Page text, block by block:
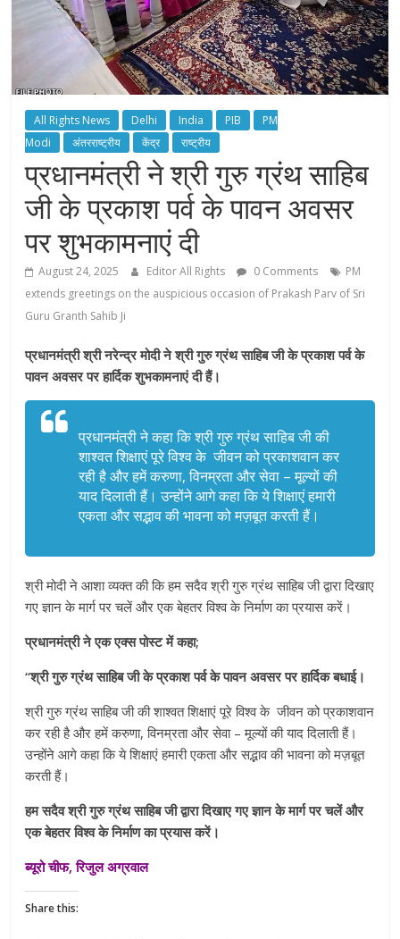
All Rights News Delhi India PIB
PM
Modi
अंतरराष्ट्रीय केंद्र राष्ट्रीय
प्रधानमंत्री ने श्री गुरु ग्रंथ साहिब
जी के प्रकाश पर्व के पावन अवसर
पर शुभकामनाएं दी
August 24, 2025 Editor All Rights 0 Comments
PM
extends greetings on the auspicious occasion of Prakash Parv of Sri
Guru Granth Sahib Ji
प्रधानमंत्री श्री नरेन्द्र मोदी ने श्री गुरु ग्रंथ साहिब जी के प्रकाश पर्व के
पावन अवसर पर हार्दिक शुभकामनाएं दी हैं।
प्रधानमंत्री ने कहा कि श्री गुरु ग्रंथ साहिब जी की
शाश्वत शिक्षाएं पूरे विश्‍व के जीवन को प्रकाशवान कर
रही है और हमें करुणा, विनम्रता और सेवा – मूल्यों की
याद दिलाती हैं। उन्होंने आगे कहा कि ये शिक्षाएं हमारी
एकता और सद्भाव की भावना को मज़बूत करती हैं।
श्री मोदी ने आशा व्यक्त की कि हम सदैव श्री गुरु ग्रंथ साहिब जी द्वारा दिखाए
गए ज्ञान के मार्ग पर चलें और एक बेहतर विश्‍व के निर्माण का प्रयास करें।
प्रधानमंत्री ने एक एक्‍स पोस्ट में कहा;
“श्री गुरु ग्रंथ साहिब जी के प्रकाश पर्व के पावन अवसर पर हार्दिक बधाई।
श्री गुरु ग्रंथ साहिब जी की शाश्वत शिक्षाएं पूरे विश्‍व के जीवन को प्रकाशवान
कर रही है और हमें करुणा, विनम्रता और सेवा – मूल्यों की याद दिलाती हैं।
उन्होंने आगे कहा कि ये शिक्षाएं हमारी एकता और सद्भाव की भावना को मज़बूत
करती हैं।
हम सदैव श्री गुरु ग्रंथ साहिब जी द्वारा दिखाए गए ज्ञान के मार्ग पर चलें और
एक बेहतर विश्‍व के निर्माण का प्रयास करें।
ब्यूरो चीफ, रिजुल अग्रवाल
Share this: